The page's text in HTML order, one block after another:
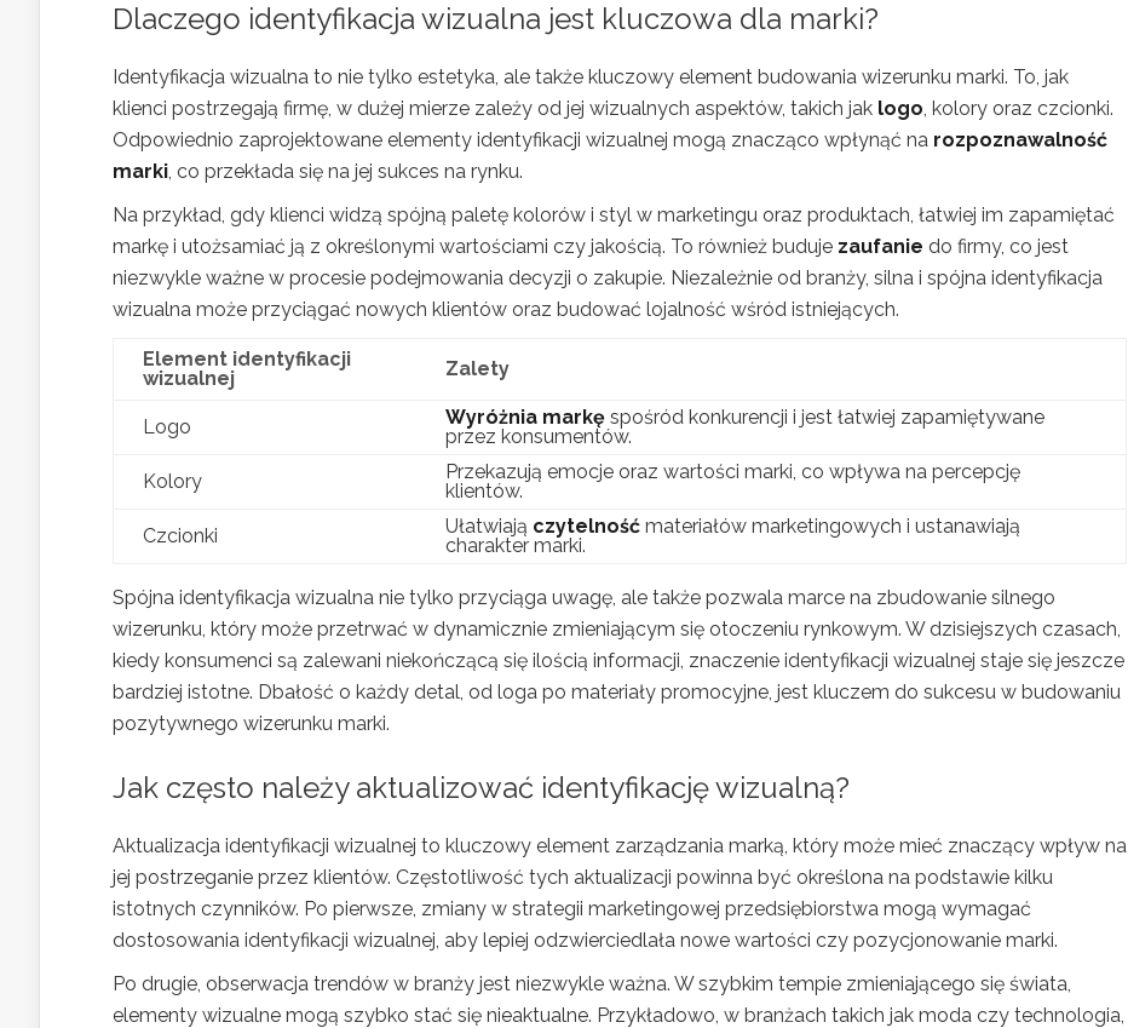
Dlaczego identyfikacja wizualna jest kluczowa dla marki?
Identyfikacja wizualna to nie tylko estetyka, ale także kluczowy element budowania wizerunku marki. To, jak
klienci postrzegają firmę, w dużej mierze zależy od jej wizualnych aspektów, takich jak logo, kolory oraz czcionki.
Odpowiednio zaprojektowane elementy identyfikacji wizualnej mogą znacząco wpłynąć na rozpoznawalność
marki, co przekłada się na jej sukces na rynku.
Na przykład, gdy klienci widzą spójną paletę kolorów i styl w marketingu oraz produktach, łatwiej im zapamiętać
markę i utożsamiać ją z określonymi wartościami czy jakością. To również buduje zaufanie do firmy, co jest
niezwykle ważne w procesie podejmowania decyzji o zakupie. Niezależnie od branży, silna i spójna identyfikacja
wizualna może przyciągać nowych klientów oraz budować lojalność wśród istniejących.
Element identyfikacji
wizualnej
Zalety
Logo Wyróżnia markę spośród konkurencji i jest łatwiej zapamiętywane
przez konsumentów.
Kolory
Przekazują emocje oraz wartości marki, co wpływa na percepcję
klientów.
Czcionki
Ułatwiają czytelność materiałów marketingowych i ustanawiają
charakter marki.
Spójna identyfikacja wizualna nie tylko przyciąga uwagę, ale także pozwala marce na zbudowanie silnego
wizerunku, który może przetrwać w dynamicznie zmieniającym się otoczeniu rynkowym. W dzisiejszych czasach,
kiedy konsumenci są zalewani niekończącą się ilością informacji, znaczenie identyfikacji wizualnej staje się jeszcze
bardziej istotne. Dbałość o każdy detal, od loga po materiały promocyjne, jest kluczem do sukcesu w budowaniu
pozytywnego wizerunku marki.
Jak często należy aktualizować identyfikację wizualną?
Aktualizacja identyfikacji wizualnej to kluczowy element zarządzania marką, który może mieć znaczący wpływ na
jej postrzeganie przez klientów. Częstotliwość tych aktualizacji powinna być określona na podstawie kilku
istotnych czynników. Po pierwsze, zmiany w strategii marketingowej przedsiębiorstwa mogą wymagać
dostosowania identyfikacji wizualnej, aby lepiej odzwierciedlała nowe wartości czy pozycjonowanie marki.
Po drugie, obserwacja trendów w branży jest niezwykle ważna. W szybkim tempie zmieniającego się świata,
elementy wizualne mogą szybko stać się nieaktualne. Przykładowo, w branżach takich jak moda czy technologia,